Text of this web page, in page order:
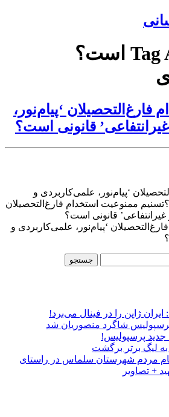
Tag Archives for است؟
‘پیام‌نور،
قانونی است؟
‘پیام‌نور، علمی‌کاربردی و
ممنوعیت استخدام فارغ‌التحصیلان
غیرانتفاعی’ قانونی است؟
‘پیام‌نور، علمی‌کاربردی و
ایران ژاپن را در فینال می‌برد!
شاگرد منصوریان شد
جدید پرسپولیس!
به لیگ برتر برگشت
مردم شهرستان سلماس در راستای
+ تصاویر